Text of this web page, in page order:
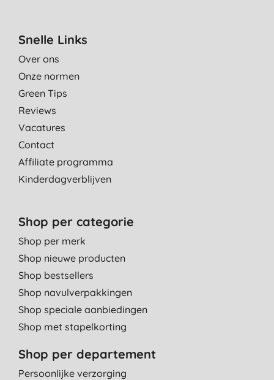
Snelle Links
Over ons
Onze normen
Green Tips
Reviews
Vacatures
Contact
Affiliate programma
Kinderdagverblijven
Shop per categorie
Shop per merk
Shop nieuwe producten
Shop bestsellers
Shop navulverpakkingen
Shop speciale aanbiedingen
Shop met stapelkorting
Shop per departement
Persoonlijke verzorging